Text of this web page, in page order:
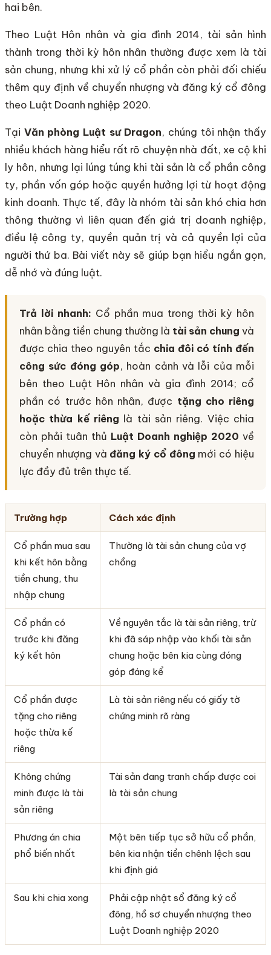
hai bên.
Theo Luật Hôn nhân và gia đình 2014, tài sản hình
thành trong thời kỳ hôn nhân thường được xem là tài
sản chung, nhưng khi xử lý cổ phần còn phải đối chiếu
thêm quy định về chuyển nhượng và đăng ký cổ đông
theo Luật Doanh nghiệp 2020.
Tại Văn phòng Luật sư Dragon, chúng tôi nhận thấy
nhiều khách hàng hiểu rất rõ chuyện nhà đất, xe cộ khi
ly hôn, nhưng lại lúng túng khi tài sản là cổ phần công
ty, phần vốn góp hoặc quyền hưởng lợi từ hoạt động
kinh doanh. Thực tế, đây là nhóm tài sản khó chia hơn
thông thường vì liên quan đến giá trị doanh nghiệp,
điều lệ công ty, quyền quản trị và cả quyền lợi của
người thứ ba. Bài viết này sẽ giúp bạn hiểu ngắn gọn,
dễ nhớ và đúng luật.
Trả lời nhanh: Cổ phần mua trong thời kỳ hôn
nhân bằng tiền chung thường là tài sản chung và
được chia theo nguyên tắc chia đôi có tính đến
công sức đóng góp, hoàn cảnh và lỗi của mỗi
bên theo Luật Hôn nhân và gia đình 2014; cổ
phần có trước hôn nhân, được tặng cho riêng
hoặc thừa kế riêng là tài sản riêng. Việc chia
còn phải tuân thủ Luật Doanh nghiệp 2020 về
chuyển nhượng vàđăng ký cổ đông mới có hiệu
lực đầy đủ trên thực tế.
Trường hợp Cách xác định
Cổ phần mua sau
khi kết hôn bằng
tiền chung, thu
nhập chung
Thường là tài sản chung của vợ
chồng
Cổ phần có
trước khi đăng
ký kết hôn
Về nguyên tắc là tài sản riêng, trừ
khi đã sáp nhập vào khối tài sản
chung hoặc bên kia cùng đóng
góp đáng kể
Cổ phần được
tặng cho riêng
hoặc thừa kế
riêng
Là tài sản riêng nếu có giấy tờ
chứng minh rõ ràng
Không chứng
minh được là tài
sản riêng
Tài sản đang tranh chấp được coi
là tài sản chung
Phương án chia
phổ biến nhất
Một bên tiếp tục sở hữu cổ phần,
bên kia nhận tiền chênh lệch sau
khi định giá
Sau khi chia xong
Phải cập nhật sổ đăng ký cổ
đông, hồ sơ chuyển nhượng theo
Luật Doanh nghiệp 2020